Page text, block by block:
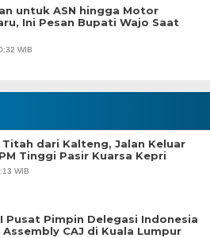
untuk ASN hingga Motor
Ini Pesan Bupati Wajo Saat
WIB
Titah dari Kalteng, Jalan Keluar
Tinggi Pasir Kuarsa Kepri
WIB
Pusat Pimpin Delegasi Indonesia
Assembly CAJ di Kuala Lumpur